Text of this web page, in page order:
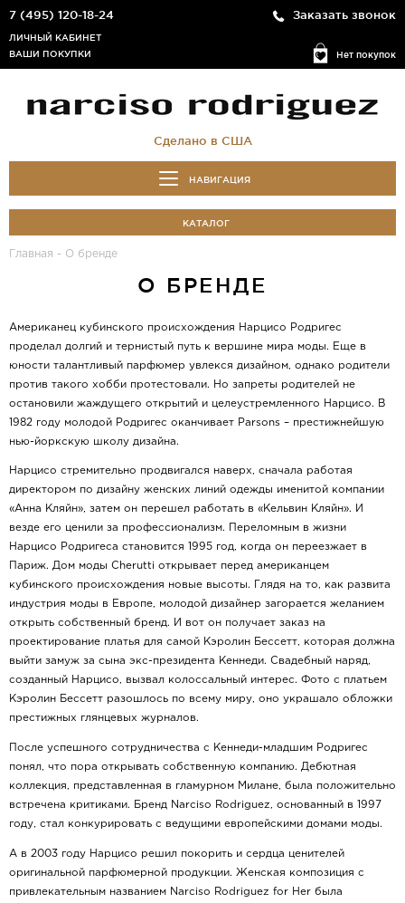
7 (495) 120-18-24 Заказать звонок
Нет покупок
ЛИЧНЫЙ КАБИНЕТ
ВАШИ ПОКУПКИ
Сделано в США
НАВИГАЦИЯ
КАТАЛОГ
Главная - О бренде
О БРЕНДЕ
Американец кубинского происхождения Нарцисо Родригес
проделал долгий и тернистый путь к вершине мира моды. Еще в
юности талантливый парфюмер увлекся дизайном, однако родители
против такого хобби протестовали. Но запреты родителей не
остановили жаждущего открытий и целеустремленного Нарцисо. В
1982 году молодой Родригес оканчивает Parsons – престижнейшую
нью-йоркскую школу дизайна.
Нарцисо стремительно продвигался наверх, сначала работая
директором по дизайну женских линий одежды именитой компании
«Анна Кляйн», затем он перешел работать в «Кельвин Кляйн». И
везде его ценили за профессионализм. Переломным в жизни
Нарцисо Родригеса становится 1995 год, когда он переезжает в
Париж. Дом моды Cherutti открывает перед американцем
кубинского происхождения новые высоты. Глядя на то, как развита
индустрия моды в Европе, молодой дизайнер загорается желанием
открыть собственный бренд. И вот он получает заказ на
проектирование платья для самой Кэролин Бессетт, которая должна
выйти замуж за сына экс-президента Кеннеди. Свадебный наряд,
созданный Нарцисо, вызвал колоссальный интерес. Фото с платьем
Кэролин Бессетт разошлось по всему миру, оно украшало обложки
престижных глянцевых журналов.
После успешного сотрудничества с Кеннеди-младшим Родригес
понял, что пора открывать собственную компанию. Дебютная
коллекция, представленная в гламурном Милане, была положительно
встречена критиками. Бренд Narciso Rodriguez, основанный в 1997
году, стал конкурировать с ведущими европейскими домами моды.
А в 2003 году Нарцисо решил покорить и сердца ценителей
оригинальной парфюмерной продукции. Женская композиция с
привлекательным названием Narciso Rodriguez for Her была